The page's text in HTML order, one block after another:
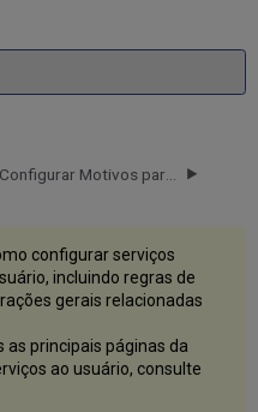
configurar serviços
incluindo regras de
gerais relacionadas
as principais páginas da
ao usuário, consulte